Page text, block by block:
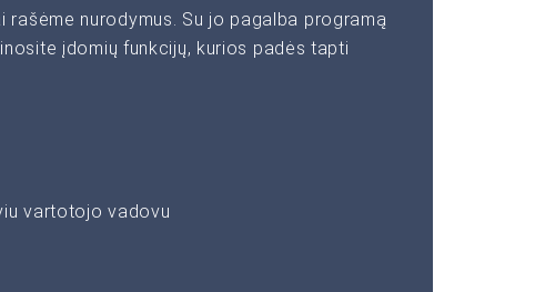
rašėme nurodymus. Su jo pagalba programą
įdomių funkcijų, kurios padės tapti
vartotojo vadovu